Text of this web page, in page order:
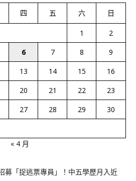
四 五 六 日
1
2
6 7 8
9
13 14 15
16
20 21 22
23
27 28 29
30
« 4 月
募「捉逃票專員」！中五學歷月入近